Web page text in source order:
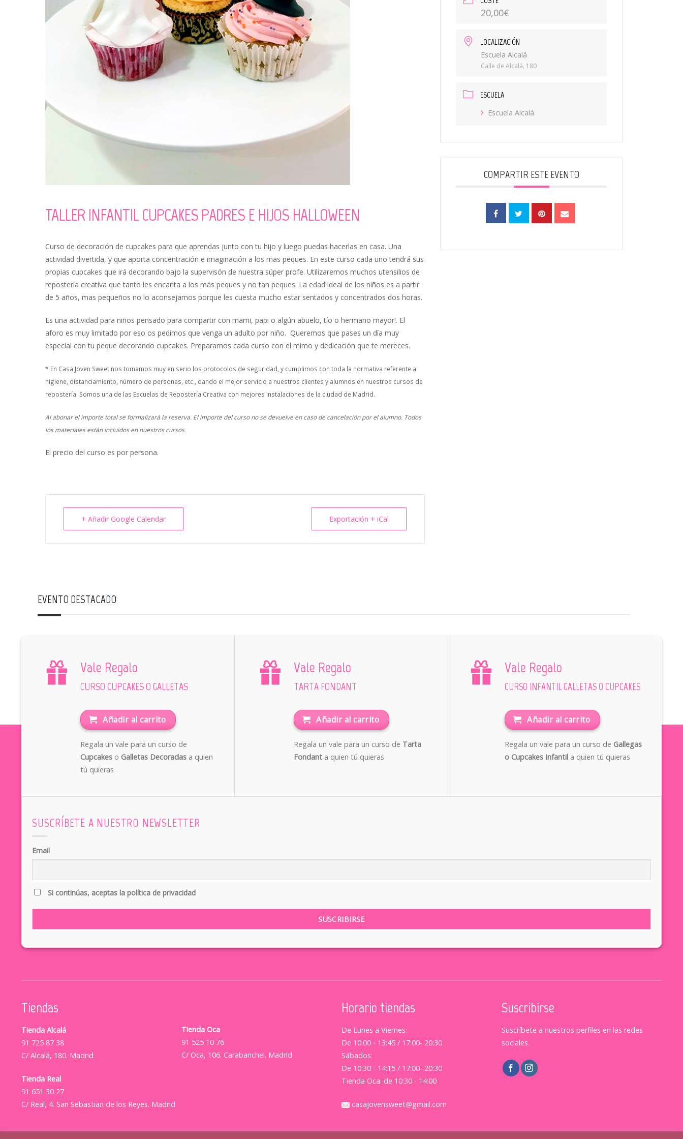
TALLER INFANTIL CUPCAKES PADRES E HIJOS HALLOWEEN
Curso de decoración de cupcakes para que aprendas junto con tu hijo y luego puedas hacerlas en casa. Una
actividad divertida, y que aporta concentración e imaginación a los mas peques. En este curso cada uno tendrá sus
propias cupcakes que irá decorando bajo la supervisón de nuestra súper profe. Utilizaremos muchos utensilios de
repostería creativa que tanto les encanta a los más peques y no tan peques. La edad ideal de los niños es a partir
de 5 años, mas pequeños no lo aconsejamos porque les cuesta mucho estar sentados y concentrados dos horas.
Es una actividad para niños pensado para compartir con mami, papi o algún abuelo, tío o hermano mayor!. El
aforo es muy limitado por eso os pedimos que venga un adulto por niño. Queremos que pases un día muy
especial con tu peque decorando cupcakes. Preparamos cada curso con el mimo y dedicación que te mereces.
* En Casa Joven Sweet nos tomamos muy en serio los protocolos de seguridad, y cumplimos con toda la normativa referente a
higiene, distanciamiento, número de personas, etc., dando el mejor servicio a nuestros clientes y alumnos en nuestros cursos de
repostería. Somos una de las Escuelas de Repostería Creativa con mejores instalaciones de la ciudad de Madrid.
Al abonar el importe total se formalizará la reserva. El importe del curso no se devuelve en caso de cancelación por el alumno. Todos
los materiales están incluidos en nuestros cursos.
El precio del curso es por persona.
+ Añadir Google Calendar Exportación + iCal
20,00€
LOCALIZACIÓN
Escuela Alcalá
Calle de Alcalá, 180
ESCUELA
Escuela Alcalá
COMPARTIR ESTE EVENTO
EVENTO DESTACADO
Vale Regalo
CURSO CUPCAKES O GALLETAS
Añadir al carrito
Regala un vale para un curso de
Cupcakes o Galletas Decoradas a quien
tú quieras
Vale Regalo
TARTA FONDANT
Añadir al carrito
Regala un vale para un curso de Tarta
Fondant a quien tú quieras
Vale Regalo
CURSO INFANTIL GALLETAS O CUPCAKES
Añadir al carrito
Regala un vale para un curso de Gallegas
o Cupcakes Infantil a quien tú quieras
SUSCRÍBETE A NUESTRO NEWSLETTER
Email
Si continúas, aceptas la política de privacidad
Tiendas
Tienda Alcalá
91 725 87 38
C/ Alcalá, 180. Madrid
Tienda Real
91 651 30 27
C/ Real, 4. San Sebastian de los Reyes. Madrid
Tienda Oca
91 525 10 76
C/ Oca, 106. Carabanchel. Madrid
Horario tiendas
De Lunes a Viernes:
De 10:00 - 13:45 / 17:00- 20:30
Sábados:
De 10:30 - 14:15 / 17:00- 20:30
Tienda Oca: de 10:30 - 14:00
casajovensweet@gmail.com
Suscribirse
Suscríbete a nuestros perfiles en las redes
sociales.